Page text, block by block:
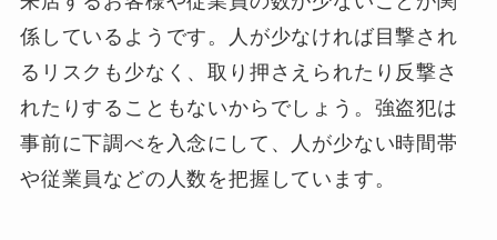
係しているようです。人が少なければ目撃され
るリスクも少なく、取り押さえられたり反撃さ
れたりすることもないからでしょう。強盗犯は
事前に下調べを入念にして、人が少ない時間帯
や従業員などの人数を把握しています。